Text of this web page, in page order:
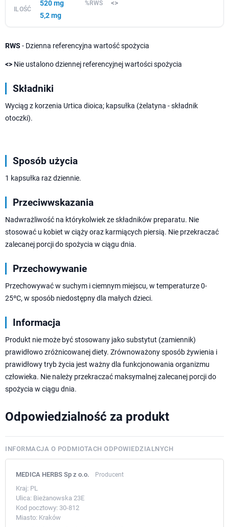
520 mg
5,2 mg
<>
RWS - Dzienna referencyjna wartość spożycia
<> Nie ustalono dziennej referencyjnej wartości spożycia
Składniki
Wyciąg z korzenia Urtica dioica; kapsułka (żelatyna - składnik
otoczki).
Sposób użycia
1 kapsułka raz dziennie.
Przeciwwskazania
Nadwrażliwość na którykolwiek ze składników preparatu. Nie
stosować u kobiet w ciąży oraz karmiących piersią. Nie przekraczać
zalecanej porcji do spożycia w ciągu dnia.
Przechowywanie
Przechowywać w suchym i ciemnym miejscu, w temperaturze 0-
25ºC, w sposób niedostępny dla małych dzieci.
Informacja
Produkt nie może być stosowany jako substytut (zamiennik)
prawidłowo zróżnicowanej diety. Zrównoważony sposób żywienia i
prawidłowy tryb życia jest ważny dla funkcjonowania organizmu
człowieka. Nie należy przekraczać maksymalnej zalecanej porcji do
spożycia w ciągu dnia.
Odpowiedzialność za produkt
INFORMACJA O PODMIOTACH ODPOWIEDZIALNYCH
MEDICA HERBS Sp z o.o. Producent
Kraj: PL
Ulica: Bieżanowska 23E
Kod pocztowy: 30-812
Miasto: Kraków